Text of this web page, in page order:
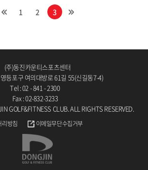
1 2 3
(주)동진카운티스포츠센터
등포구 여의대방로 61길 55(신길동7-4)
Tel : 02 - 841 - 2300
Fax : 02-832-3233
GOLF&FITNESS CLUB. ALL RIGHTS RESERVED.
리방침 이메일무단수집거부